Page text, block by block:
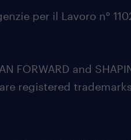
per il Lavoro n°
FORWARD and
are registered